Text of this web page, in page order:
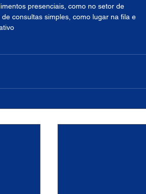
presenciais, como no setor de
consultas simples, como lugar na fila e